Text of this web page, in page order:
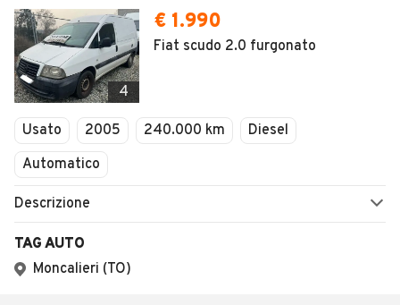
4
€ 1.990
Fiat scudo 2.0 furgonato
Usato 2005 240.000 km
Diesel
Automatico
Descrizione
TAG AUTO
Moncalieri (TO)